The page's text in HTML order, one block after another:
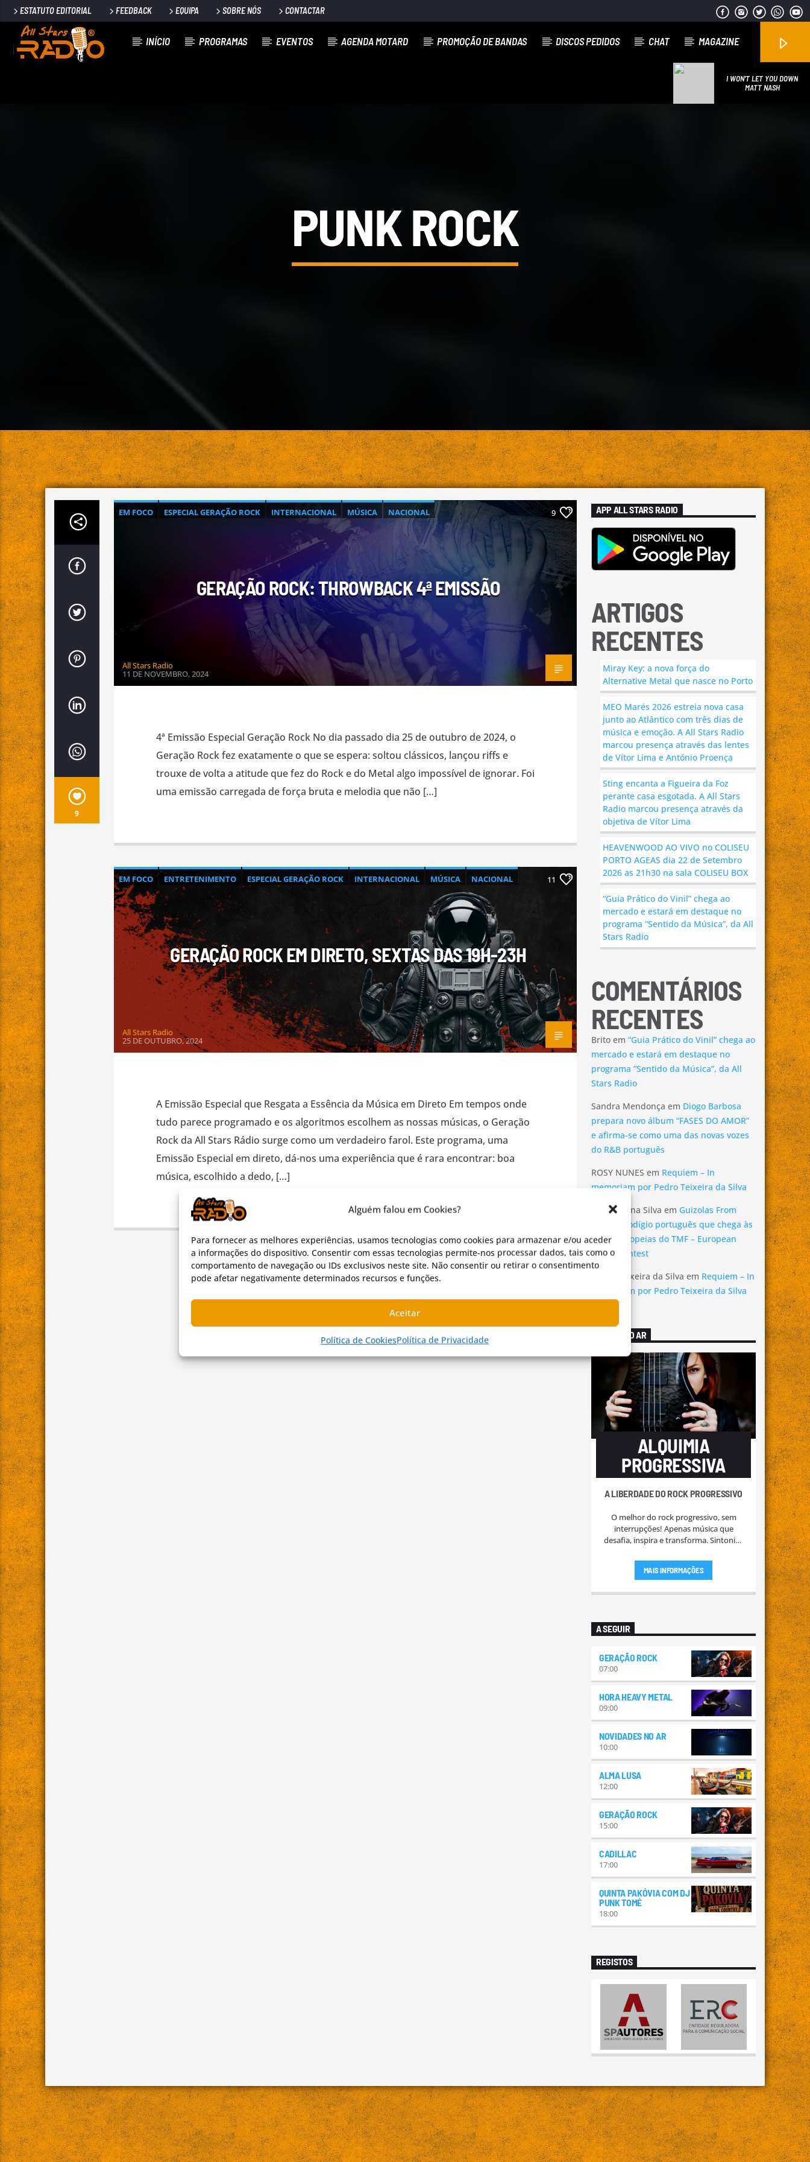
Alguém falou em Cookies?
Para fornecer as melhores experiências, usamos tecnologias como cookies para armazenar e/ou aceder
a informações do dispositivo. Consentir com essas tecnologias permite-nos processar dados, tais como o
comportamento de navegação ou IDs exclusivos neste site. Não consentir ou retirar o consentimento
pode afetar negativamente determinados recursos e funções.
Aceitar
Política de CookiesPolítica de Privacidade
ESTATUTO EDITORIAL FEEDBACK EQUIPA SOBRE NÓS CONTACTAR
INÍCIO PROGRAMAS EVENTOS AGENDA MOTARD PROMOÇÃO DE BANDAS DISCOS PEDIDOS CHAT MAGAZINE
I WON'T LET YOU DOWN
MATT NASH
PUNK ROCK
9
EM FOCO ESPECIAL GERAÇÃO ROCK INTERNACIONAL MÚSICA NACIONAL 9
GERAÇÃO ROCK: THROWBACK 4ª EMISSÃO
All Stars Radio
11 DE NOVEMBRO, 2024
4ª Emissão Especial Geração Rock No dia passado dia 25 de outubro de 2024, o
Geração Rock fez exatamente o que se espera: soltou clássicos, lançou riffs e
trouxe de volta a atitude que fez do Rock e do Metal algo impossível de ignorar. Foi
uma emissão carregada de força bruta e melodia que não […]
EM FOCO ENTRETENIMENTO ESPECIAL GERAÇÃO ROCK INTERNACIONAL MÚSICA NACIONAL 11
GERAÇÃO ROCK EM DIRETO, SEXTAS DAS 19H-23H
All Stars Radio
25 DE OUTUBRO, 2024
A Emissão Especial que Resgata a Essência da Música em Direto Em tempos onde
tudo parece programado e os algoritmos escolhem as nossas músicas, o Geração
Rock da All Stars Rádio surge como um verdadeiro farol. Este programa, uma
Emissão Especial em direto, dá-nos uma experiência que é rara encontrar: boa
música, escolhido a dedo, […]
APP ALL STARS RADIO
ARTIGOS
RECENTES
Miray Key: a nova força do
Alternative Metal que nasce no Porto
MEO Marés 2026 estreia nova casa
junto ao Atlântico com três dias de
música e emoção. A All Stars Radio
marcou presença através das lentes
de Vítor Lima e António Proença
Sting encanta a Figueira da Foz
perante casa esgotada. A All Stars
Radio marcou presença através da
objetiva de Vítor Lima
HEAVENWOOD AO VIVO no COLISEU
PORTO AGEAS dia 22 de Setembro
2026 as 21h30 na sala COLISEU BOX
“Guia Prático do Vinil” chega ao
mercado e estará em destaque no
programa “Sentido da Música”, da All
Stars Radio
COMENTÁRIOS
RECENTES
Brito em “Guia Prático do Vinil” chega ao
mercado e estará em destaque no
programa “Sentido da Música”, da All
Stars Radio
Sandra Mendonça em Diogo Barbosa
prepara novo álbum “FASES DO AMOR”
e afirma-se como uma das novas vozes
do R&B português
ROSY NUNES em Requiem – In
memoriam por Pedro Teixeira da Silva
Ana Cristina Silva em Guizolas From
Hell: o prodígio português que chega às
finais europeias do TMF – European
Music Contest
Pedro Teixeira da Silva em Requiem – In
memoriam por Pedro Teixeira da Silva
AGORA NO AR
ALQUIMIA
PROGRESSIVA
A LIBERDADE DO ROCK PROGRESSIVO
O melhor do rock progressivo, sem
interrupções! Apenas música que
desafia, inspira e transforma. Sintoniza
sinfonias do progresso.
MAIS INFORMAÇÕES
A SEGUIR
GERAÇÃO ROCK
07:00
HORA HEAVY METAL
09:00
NOVIDADES NO AR
10:00
ALMA LUSA
12:00
GERAÇÃO ROCK
15:00
CADILLAC
17:00
QUINTA PAKÓVIA COM DJ
PUNK TOMÉ
18:00
REGISTOS